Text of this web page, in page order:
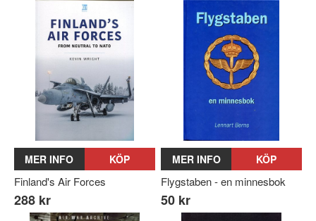
MER INFO KÖP
Finland's Air Forces
288 kr
MER INFO KÖP
Flygstaben - en minnesbok
50 kr